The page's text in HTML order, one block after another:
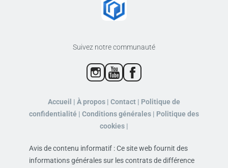
Suivez notre communauté
Accueil | À propos | Contact | Politique de
confidentialité | Conditions générales | Politique des
cookies |
Avis de contenu informatif : Ce site web fournit des
informations générales sur les contrats de différence